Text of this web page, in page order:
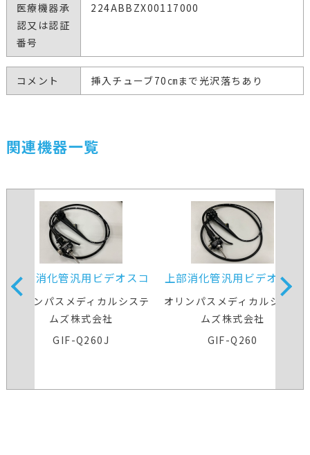
医療機器承
認又は認証
番号
224ABBZX00117000
コメント 挿入チューブ70㎝まで光沢落ちあり
関連機器一覧
上部消化管汎用ビデオスコ
ープ
オリンパスメディカルシステ
ムズ株式会社
GIF-Q260J
上部消化管汎用ビデオスコ
ープ
オリンパスメディカルシステ
ムズ株式会社
GIF-Q260